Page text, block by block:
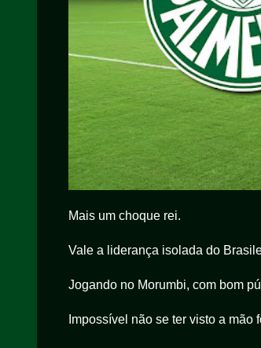
Mais um choque rei.
Vale a liderança isolada do
Jogando no Morumbi, com bom
Impossível não se ter visto a mão